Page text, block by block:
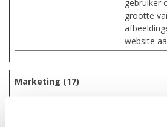
gebruiker
grootte
website
Marketing (17)
Marketingcookies worden gebruikt
wanneer ze verschillende websites